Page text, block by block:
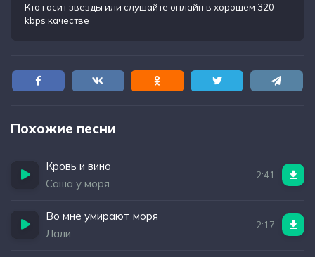
Кто гасит звёзды или слушайте онлайн в хорошем 320
kbps качестве
Похожие песни
Кровь и вино
Саша у моря
2:41
Во мне умирают моря
Лали
2:17